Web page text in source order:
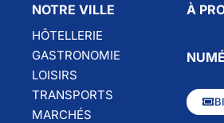
NOTRE VILLE
HÔTELLERIE
GASTRONOMIE
LOISIRS
TRANSPORTS
MARCHÉS
À